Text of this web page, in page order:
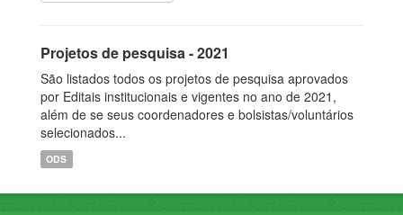
Projetos de pesquisa - 2021
São listados todos os projetos de pesquisa aprovados
por Editais institucionais e vigentes no ano de 2021,
além de se seus coordenadores e bolsistas/voluntários
selecionados...
ODS